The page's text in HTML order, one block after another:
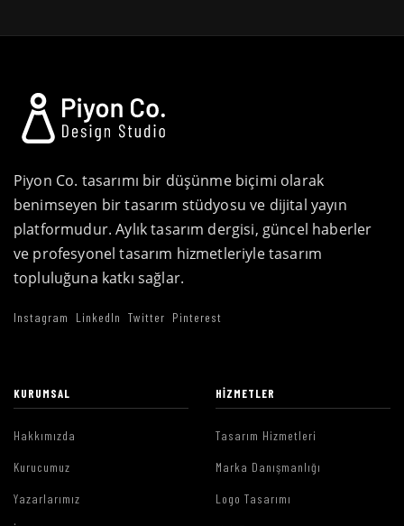
Piyon Co. tasarımı bir düşünme biçimi olarak
benimseyen bir tasarım stüdyosu ve dijital yayın
platformudur. Aylık tasarım dergisi, güncel haberler
ve profesyonel tasarım hizmetleriyle tasarım
topluluğuna katkı sağlar.
Instagram LinkedIn Twitter Pinterest
KURUMSAL
Hakkımızda
Kurucumuz
Yazarlarımız
HIZMETLER
Tasarım Hizmetleri
Marka Danışmanlığı
Logo Tasarımı